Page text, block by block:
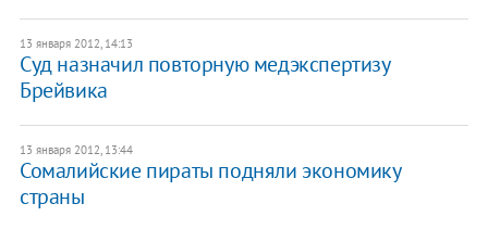
13 января 2012, 14:13
Суд назначил повторную медэкспертизу
Брейвика
13 января 2012, 13:44
Сомалийские пираты подняли экономику
страны